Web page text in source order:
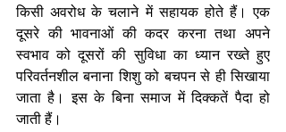
किसी अवरोध के चलाने में सहायक होते हैं। एक
दूसरे की भावनाओं की कदर करना तथा अपने
स्वभाव को दूसरों की सुविधा का ध्यान रख्ते हुए
परिवर्तनशील बनाना शिशु को बचपन से ही सिखाया
जाता है। इस के बिना समाज में दिक्कतें पैदा हो
जाती हैं।